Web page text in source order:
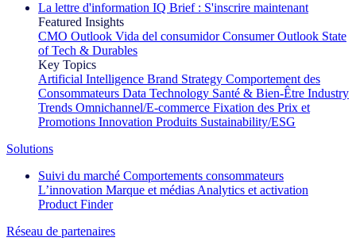
La lettre d'information IQ Brief : S'inscrire maintenant
Featured Insights
CMO Outlook Vida del consumidor Consumer Outlook State
of Tech & Durables
Key Topics
Artificial Intelligence Brand Strategy Comportement des
Consommateurs Data Technology Santé & Bien-Être Industry
Trends Omnichannel/E-commerce Fixation des Prix et
Promotions Innovation Produits Sustainability/ESG
Solutions
Suivi du marché Comportements consommateurs
L’innovation Marque et médiasAnalytics et activation
Product Finder
Réseau de partenaires